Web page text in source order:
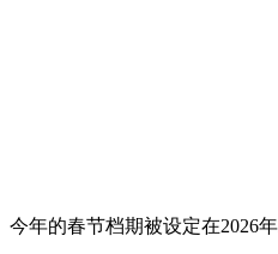
今年的春节档期被设定在2026